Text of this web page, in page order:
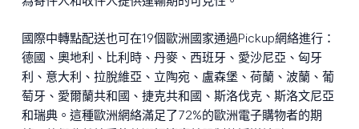
國際中轉點配送也可在19個歐洲國家通過Pickup網絡進行：
德國、奧地利、比利時、丹麥、西班牙、愛沙尼亞、匈牙
利、意大利、拉脫維亞、立陶宛、盧森堡、荷蘭、波蘭、葡
萄牙、愛爾蘭共和國、捷克共和國、斯洛伐克、斯洛文尼亞
和瑞典。這種歐洲網絡滿足了72%的歐洲電子購物者的期